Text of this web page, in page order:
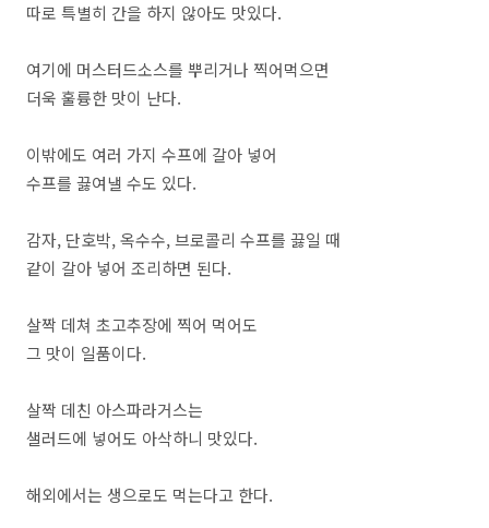
따로 특별히 간을 하지 않아도 맛있다.
여기에 머스터드소스를 뿌리거나 찍어먹으면
더욱 훌륭한 맛이 난다.
이밖에도 여러 가지 수프에 갈아 넣어
수프를 끓여낼 수도 있다.
감자, 단호박, 옥수수, 브로콜리 수프를 끓일 때
같이 갈아 넣어 조리하면 된다.
살짝 데쳐 초고추장에 찍어 먹어도
그 맛이 일품이다.
살짝 데친 아스파라거스는
샐러드에 넣어도 아삭하니 맛있다.
해외에서는 생으로도 먹는다고 한다.